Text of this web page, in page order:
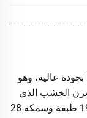
عالية، وهو
يزن الخشب الذي
نوفره حوالي 60 كجم/قطعة، وهو يتكون من 19 طبقة وسمكه 28